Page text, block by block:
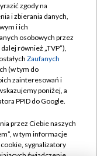
zgody na
i zbierania danych,
i ich
osobowych przez
również „TVP”),
Zaufanych
(w tym do
zainteresowań i
poniżej, a
PPID do Google.
przez Ciebie naszych
w tym informacje
sygnalizatory